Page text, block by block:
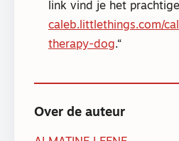
link vind je het
caleb.littlethings.com/
therapy-dog.
Over de auteur